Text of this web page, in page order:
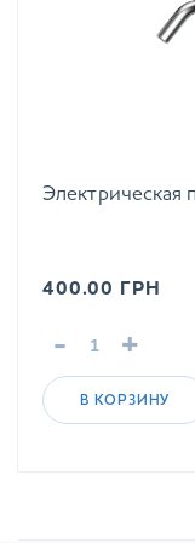
Электрическая
400.00 ГРН
- +
В КОРЗИНУ